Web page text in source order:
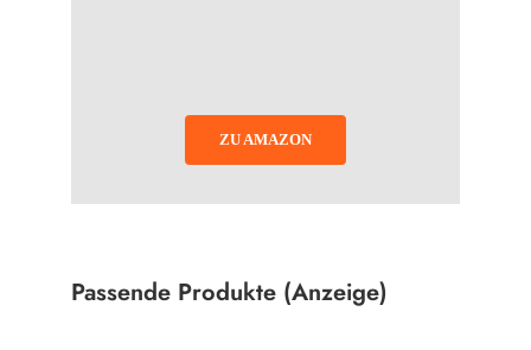
ZU AMAZON
Passende Produkte (Anzeige)